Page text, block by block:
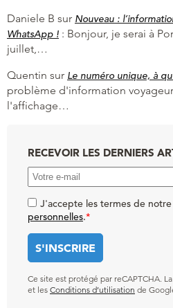
Daniele B sur Nouveau :
WhatsApp ! : Bonjour, je serai à
juillet,…
Quentin sur Le numéro unique, à
problème d'information
l'affichage…
RECEVOIR LES DERNIERS
J'accepte les termes de
personnelles.*
Ce site est protégé par reCAPTCHA. La
et les Conditions d’utilisation de